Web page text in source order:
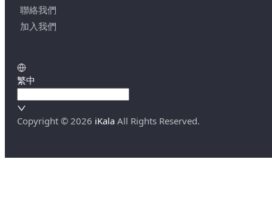
聯絡我們
加入我們
繁中
Copyright © 2026 iKala All Rights Reserved.